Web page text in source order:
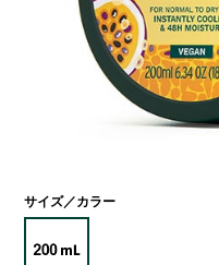
サイズ／カラー